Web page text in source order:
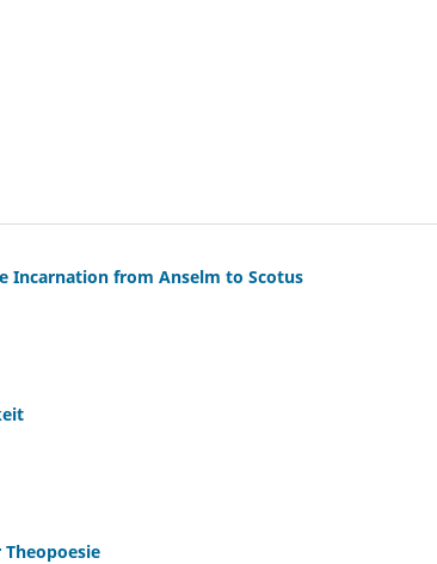
Incarnation from Anselm to Scotus